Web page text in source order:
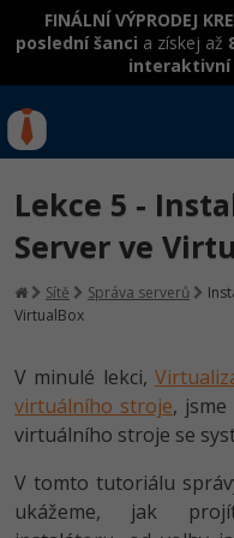
FINÁLNÍ VÝPRODEJ
poslední šanci a získej až
interaktivní
Rekvalifikace
hrazené úřadem
Workshopy
Datová
Školení
Základy
Objektové
Umělá
Školení dle
C# .NET
Java
Kurzy IT
Programátor
Senior
Front-end
Jak začít?
Java -80%
C#.NET -80%
Kurzy e-
Testování
Datová
Přihlásit se | Registrovat
Lekce 5 -
Server ve
Sítě Správa serverů
VirtualBox
V minulé lekci,
virtuálního stroje,
virtuálního stroje se
V tomto tutoriálu
ukážeme, jak